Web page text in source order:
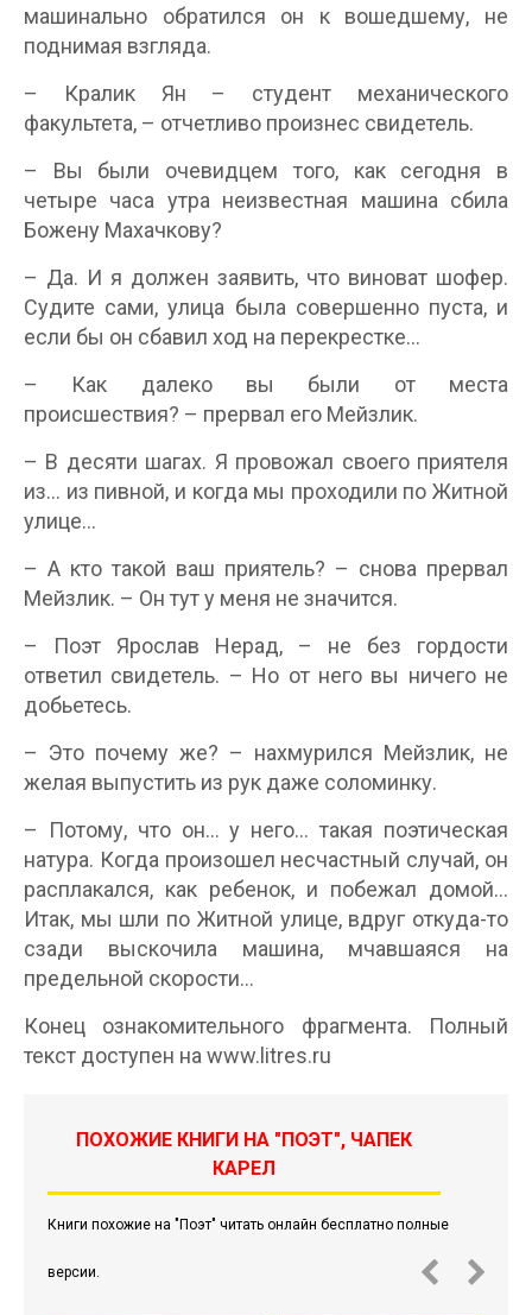
машинально обратился он к вошедшему, не
поднимая взгляда.
– Кралик Ян – студент механического
факультета, – отчетливо произнес свидетель.
– Вы были очевидцем того, как сегодня в
четыре часа утра неизвестная машина сбила
Божену Махачкову?
– Да. И я должен заявить, что виноват шофер.
Судите сами, улица была совершенно пуста, и
если бы он сбавил ход на перекрестке…
– Как далеко вы были от места
происшествия? – прервал его Мейзлик.
– В десяти шагах. Я провожал своего приятеля
из… из пивной, и когда мы проходили по Житной
улице…
– А кто такой ваш приятель? – снова прервал
Мейзлик. – Он тут у меня не значится.
– Поэт Ярослав Нерад, – не без гордости
ответил свидетель. – Но от него вы ничего не
добьетесь.
– Это почему же? – нахмурился Мейзлик, не
желая выпустить из рук даже соломинку.
– Потому, что он… у него… такая поэтическая
натура. Когда произошел несчастный случай, он
расплакался, как ребенок, и побежал домой…
Итак, мы шли по Житной улице, вдруг откуда-то
сзади выскочила машина, мчавшаяся на
предельной скорости…
Конец ознакомительного фрагмента. Полный
текст доступен на www.litres.ru
ПОХОЖИЕ КНИГИ НА "ПОЭТ", ЧАПЕК
КАРЕЛ
Книги похожие на "Поэт" читать онлайн бесплатно полные
версии.